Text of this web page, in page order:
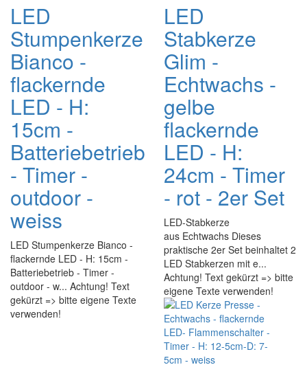
LED
Stumpenkerze
Bianco -
flackernde
LED - H:
15cm -
Batteriebetrieb
- Timer -
outdoor -
weiss
LED Stumpenkerze Bianco -
flackernde LED - H: 15cm -
Batteriebetrieb - Timer -
outdoor - w... Achtung! Text
gekürzt => bitte eigene Texte
verwenden!
LED
Stabkerze
Glim -
Echtwachs -
gelbe
flackernde
LED - H:
24cm - Timer
- rot - 2er Set
LED-Stabkerze
aus Echtwachs Dieses
praktische 2er Set beinhaltet 2
LED Stabkerzen mit e...
Achtung! Text gekürzt => bitte
eigene Texte verwenden!